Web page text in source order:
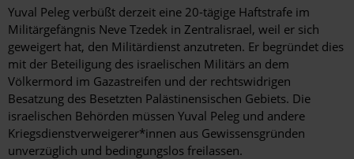
Yuval Peleg verbüßt derzeit eine 20-tägige Haftstrafe im
Militärgefängnis Neve Tzedek in Zentralisrael, weil er sich
geweigert hat, den Militärdienst anzutreten. Er begründet dies
mit der Beteiligung des israelischen Militärs an dem
Völkermord im Gazastreifen und der rechtswidrigen
Besatzung des Besetzten Palästinensischen Gebiets. Die
israelischen Behörden müssen Yuval Peleg und andere
Kriegsdienstverweigerer*innen aus Gewissensgründen
unverzüglich und bedingungslos freilassen.